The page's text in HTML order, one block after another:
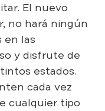
El nuevo
no hará ningún
en las
y disfrute de
estados.
cada vez
cualquier tipo